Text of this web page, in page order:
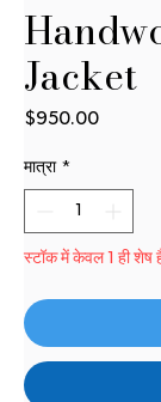
Jacket
$950.00मूल्य
मात्रा *
स्टॉक में केवल 1 ही शेष